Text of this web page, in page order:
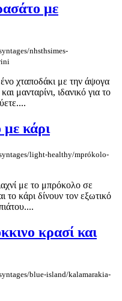
με
nhsthsimes-
χταποδάκι με την άψογα
μανταρίνι, ιδανικό για το
κάρι
light-healthy/mprókolo-
με το μπρόκολο σε
το κάρι δίνουν τον εξωτικό
κρασί και
blue-island/kalamarakia-